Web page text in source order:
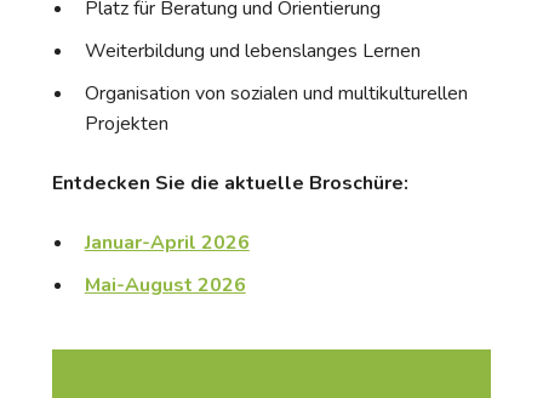
Platz für Beratung und Orientierung
Weiterbildung und lebenslanges Lernen
Organisation von sozialen und multikulturellen
Projekten
Entdecken Sie die aktuelle Broschüre:
Januar-April 2026
Mai-August 2026